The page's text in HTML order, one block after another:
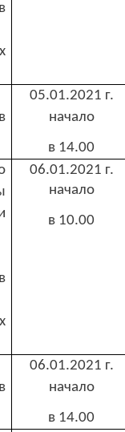
05.01.2021 г.
начало
в 14.00
06.01.2021 г.
начало
в 10.00
06.01.2021 г.
начало
в 14.00